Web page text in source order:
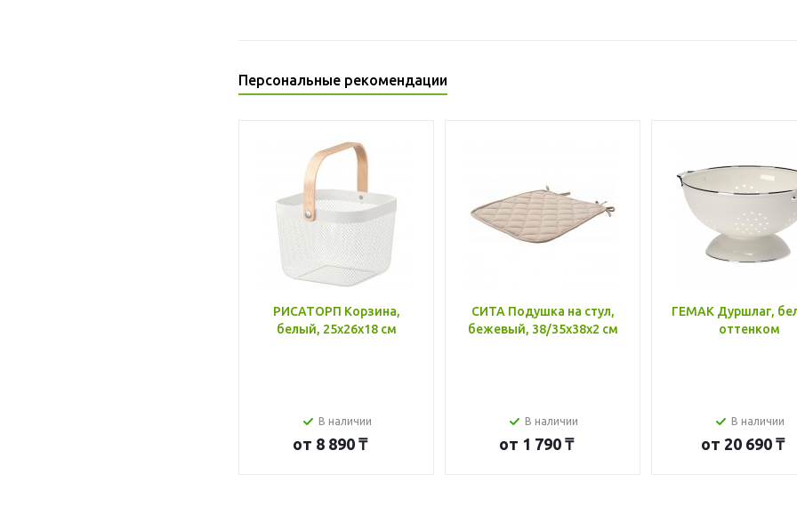
Персональные рекомендации
РИСАТОРП Корзина,
белый, 25x26x18 см
В наличии
от 8 890 ₸
СИТА Подушка на стул,
бежевый, 38/35x38x2 см
В наличии
от 1 790 ₸
ГЕМАК Дуршлаг,
оттенком
В наличии
от 20 690 ₸